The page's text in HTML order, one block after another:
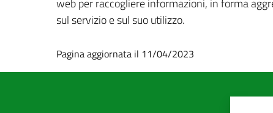
web per raccogliere informazioni, in forma
sul servizio e sul suo utilizzo.
Pagina aggiornata il 11/04/2023